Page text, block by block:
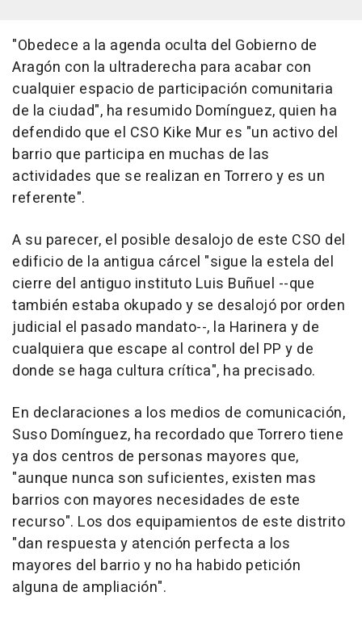
"Obedece a la agenda oculta del Gobierno de
Aragón con la ultraderecha para acabar con
cualquier espacio de participación comunitaria
de la ciudad", ha resumido Domínguez, quien ha
defendido que el CSO Kike Mur es "un activo del
barrio que participa en muchas de las
actividades que se realizan en Torrero y es un
referente".
A su parecer, el posible desalojo de este CSO del
edificio de la antigua cárcel "sigue la estela del
cierre del antiguo instituto Luis Buñuel --que
también estaba okupado y se desalojó por orden
judicial el pasado mandato--, la Harinera y de
cualquiera que escape al control del PP y de
donde se haga cultura crítica", ha precisado.
En declaraciones a los medios de comunicación,
Suso Domínguez, ha recordado que Torrero tiene
ya dos centros de personas mayores que,
"aunque nunca son suficientes, existen mas
barrios con mayores necesidades de este
recurso". Los dos equipamientos de este distrito
"dan respuesta y atención perfecta a los
mayores del barrio y no ha habido petición
alguna de ampliación".